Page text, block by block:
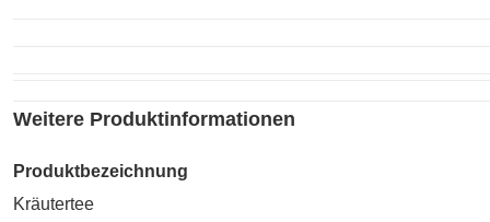
Weitere Produktinformationen
Produktbezeichnung
Kräutertee